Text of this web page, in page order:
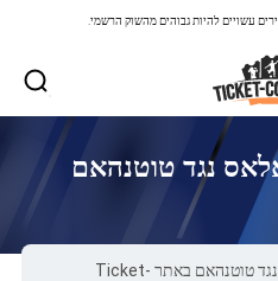
עשויים להיות גבוהים מהשוק הרשמי.
נגד טוטנהאם
כל הכרטיסים לקריסטל פאלאס נגד טוטנהאם באתר Ticket-